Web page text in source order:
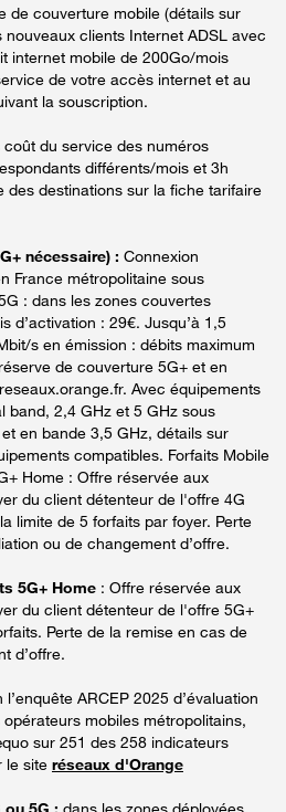
de couverture mobile (détails sur
clients Internet ADSL avec
internet mobile de 200Go/mois
de votre accès internet et au
la souscription.
coût du service des numéros
différents/mois et 3h
des destinations sur la fiche tarifaire
nécessaire) : Connexion
France métropolitaine sous
: dans les zones couvertes
d’activation : 29€. Jusqu’à 1,5
s en émission : débits maximum
de couverture 5G+ et en
Avec équipements
band, 2,4 GHz et 5 GHz sous
en bande 3,5 GHz, détails sur
compatibles. Forfaits Mobile
Home : Offre réservée aux
du client détenteur de l'offre 4G
limite de 5 forfaits par foyer. Perte
ou de changement d’offre.
5G+ Home : Offre réservée aux
du client détenteur de l'offre 5G+
Perte de la remise en cas de
d’offre.
l’enquête ARCEP 2025 d’évaluation
mobiles métropolitains,
sur 251 des 258 indicateurs
le site réseaux d'Orange
5G : dans les zones déployées.